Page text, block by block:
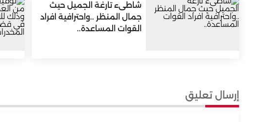
شاطىء تارغة الجميل حيث
جمال المنظر ..واحترافية افراد
القوات المساعدة..
إرسال تعليق